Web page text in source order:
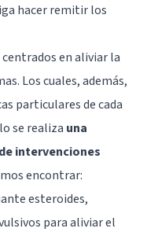
hacer remitir los
en aliviar la
Los cuales, además,
particulares de cada
se realiza una
intervenciones
encontrar:
esteroides,
para aliviar el